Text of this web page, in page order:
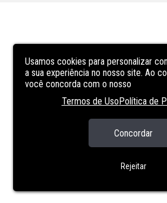
Usamos cookies para personalizar
a sua experiência no nosso site. Ao
você concorda com o nosso
Termos de UsoPolítica de
Concordar
Rejeitar